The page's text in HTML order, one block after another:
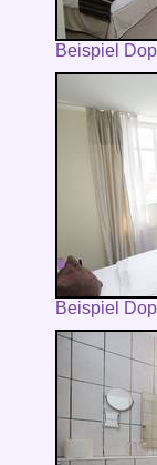
Beispiel
Beispiel